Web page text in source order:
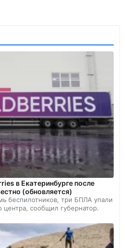
в Екатеринбурге после
(обновляется)
беспилотников, три БПЛА упали
центра, сообщил губернатор.